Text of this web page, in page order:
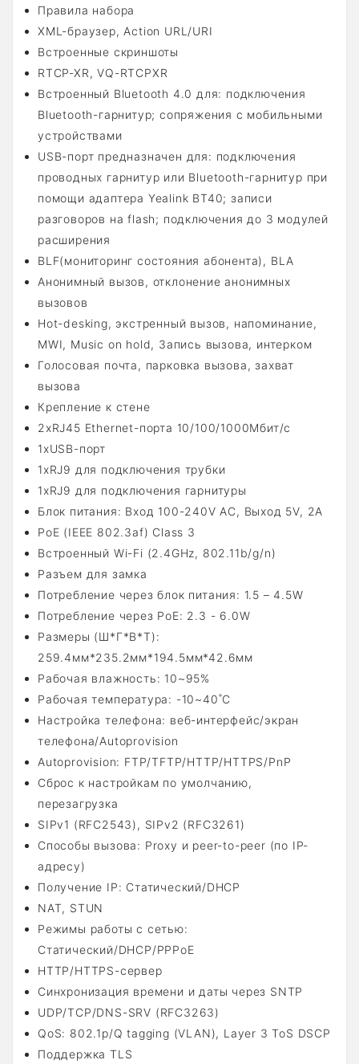
Правила набора
XML-браузер, Action URL/URI
Встроенные скриншоты
RTCP-XR, VQ-RTCPXR
Встроенный Bluetooth 4.0 для: подключения
Bluetooth-гарнитур; сопряжения с мобильными
устройствами
USB-порт предназначен для: подключения
проводных гарнитур или Bluetooth-гарнитур при
помощи адаптера Yealink BT40; записи
разговоров на flash; подключения до 3 модулей
расширения
BLF(мониторинг состояния абонента), BLA
Анонимный вызов, отклонение анонимных
вызовов
Hot-desking, экстренный вызов, напоминание,
MWI, Music on hold, Запись вызова, интерком
Голосовая почта, парковка вызова, захват
вызова
Крепление к стене
2хRJ45 Ethernet-порта 10/100/1000Мбит/с
1xUSB-порт
1хRJ9 для подключения трубки
1хRJ9 для подключения гарнитуры
Блок питания: Вход 100-240V AC, Выход 5V, 2А
PoE (IEEE 802.3af) Class 3
Встроенный Wi-Fi (2.4GHz, 802.11b/g/n)
Разъем для замка
Потребление через блок питания: 1.5 – 4.5W
Потребление через PoE: 2.3 - 6.0W
Размеры (Ш*Г*В*Т):
259.4мм*235.2мм*194.5мм*42.6мм
Рабочая влажность: 10~95%
Рабочая температура: -10~40˚C
Настройка телефона: веб-интерфейс/экран
телефона/Autoprovision
Autoprovision: FTP/TFTP/HTTP/HTTPS/PnP
Сброс к настройкам по умолчанию,
перезагрузка
SIPv1 (RFC2543), SIPv2 (RFC3261)
Способы вызова: Proxy и peer-to-peer (по IP-
адресу)
Получение IP: Статический/DHCP
NAT, STUN
Режимы работы с сетью:
Статический/DHCP/PPPoE
HTTP/HTTPS-сервер
Синхронизация времени и даты через SNTP
UDP/TCP/DNS-SRV (RFC3263)
QoS: 802.1p/Q tagging (VLAN), Layer 3 ToS DSCP
Поддержка TLS